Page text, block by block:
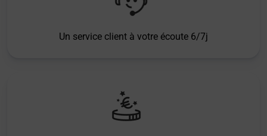
Un service client à votre écoute 6/7j